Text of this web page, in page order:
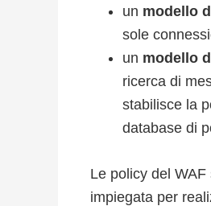
un modello
sole
un modello
ricerca di
stabilisce la
database di
Le policy del
impiegata per